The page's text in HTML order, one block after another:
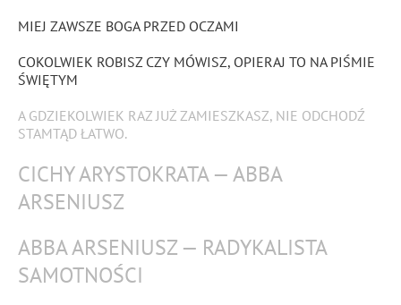
MIEJ ZAWSZE BOGA PRZED OCZAMI
COKOLWIEK ROBISZ CZY MÓWISZ, OPIERAJ TO NA PIŚMIE
ŚWIĘTYM
A GDZIEKOLWIEK RAZ JUŻ ZAMIESZKASZ, NIE ODCHODŹ
STAMTĄD ŁATWO.
CICHY ARYSTOKRATA — ABBA
ARSENIUSZ
ABBA ARSENIUSZ — RADYKALISTA
SAMOTNOŚCI